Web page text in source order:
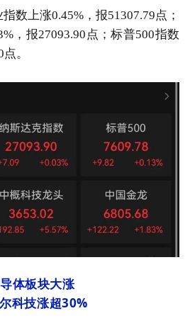
数上涨0.45%，报51307.79点；
，报27093.90点；标普500指数
。
体板块大涨
科技涨超30%